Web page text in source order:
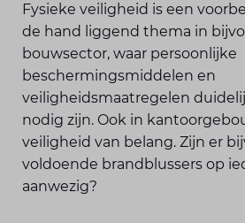
Fysieke veiligheid is een
de hand liggend thema in
bouwsector, waar persoonlijke
beschermingsmiddelen en
veiligheidsmaatregelen
nodig zijn. Ook in
veiligheid van belang. Zijn er
voldoende brandblussers op
aanwezig?